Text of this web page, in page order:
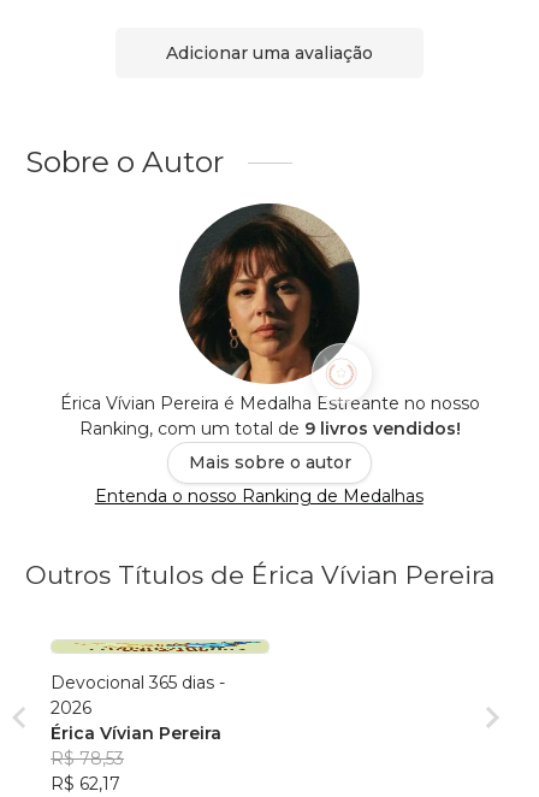
Adicionar uma avaliação
Sobre o Autor
Érica Vívian Pereira é Medalha Estreante no nosso
Ranking, com um total de 9 livros vendidos!
Mais sobre o autor
Entenda o nosso Ranking de Medalhas
Outros Títulos de Érica Vívian Pereira
Devocional 365 dias -
2026
Érica Vívian Pereira
R$ 78,53
R$ 62,17